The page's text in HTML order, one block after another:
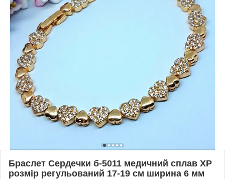
Браслет Сердечки б-5011 медичний сплав ХР
розмір регульований 17-19 см ширина 6 мм